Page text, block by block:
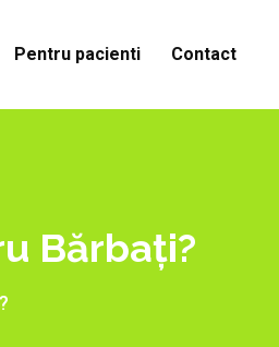
Pentru pacienti Contact
Bărbați?